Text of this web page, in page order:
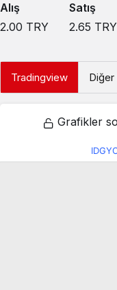
Alış
2.00 TRY
Satış
2.65 TRY
Tradingview
Grafikler